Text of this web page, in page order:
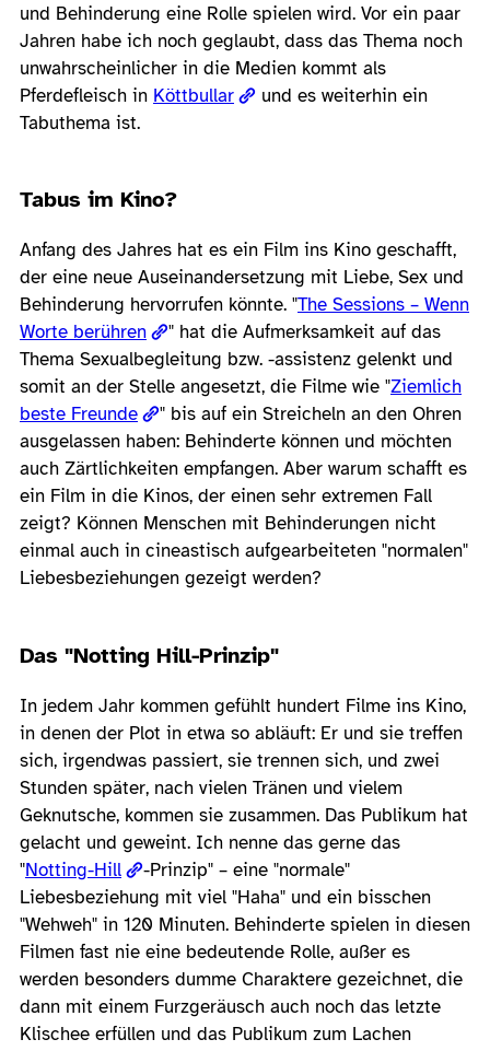
und Behinderung eine Rolle spielen wird. Vor ein paar
Jahren habe ich noch geglaubt, dass das Thema noch
unwahrscheinlicher in die Medien kommt als
Pferdefleisch in Köttbullar
und es weiterhin ein
Tabuthema ist.
Tabus im Kino?
Anfang des Jahres hat es ein Film ins Kino geschafft,
der eine neue Auseinandersetzung mit Liebe, Sex und
Behinderung hervorrufen könnte. "The Sessions – Wenn
Worte berühren
" hat die Aufmerksamkeit auf das
Thema Sexualbegleitung bzw. -assistenz gelenkt und
somit an der Stelle angesetzt, die Filme wie "Ziemlich
beste Freunde
" bis auf ein Streicheln an den Ohren
ausgelassen haben: Behinderte können und möchten
auch Zärtlichkeiten empfangen. Aber warum schafft es
ein Film in die Kinos, der einen sehr extremen Fall
zeigt? Können Menschen mit Behinderungen nicht
einmal auch in cineastisch aufgearbeiteten "normalen"
Liebesbeziehungen gezeigt werden?
Das "Notting Hill-Prinzip"
In jedem Jahr kommen gefühlt hundert Filme ins Kino,
in denen der Plot in etwa so abläuft: Er und sie treffen
sich, irgendwas passiert, sie trennen sich, und zwei
Stunden später, nach vielen Tränen und vielem
Geknutsche, kommen sie zusammen. Das Publikum hat
gelacht und geweint. Ich nenne das gerne das
"Notting-Hill
-Prinzip" – eine "normale"
Liebesbeziehung mit viel "Haha" und ein bisschen
"Wehweh" in 120 Minuten. Behinderte spielen in diesen
Filmen fast nie eine bedeutende Rolle, außer es
werden besonders dumme Charaktere gezeichnet, die
dann mit einem Furzgeräusch auch noch das letzte
Klischee erfüllen und das Publikum zum Lachen